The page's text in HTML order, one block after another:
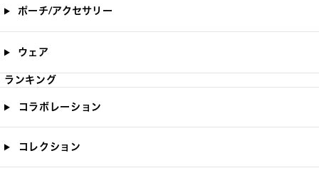
ポーチ/アクセサリー
ウェア
ランキング
コラボレーション
コレクション